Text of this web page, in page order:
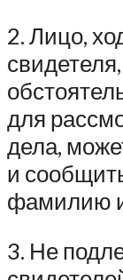
2. Лицо,
для
дела,
и
фамилию
3. Не